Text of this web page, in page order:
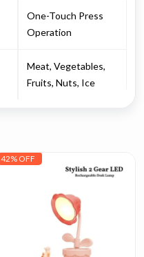
One-Touch Press
Operation
Meat, Vegetables,
Fruits, Nuts, Ice
42% OFF